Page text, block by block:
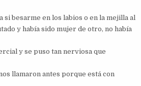
besarme en los labios o en la mejilla al
y había sido mujer de otro, no había
y se puso tan nerviosa que
llamaron antes porque está con